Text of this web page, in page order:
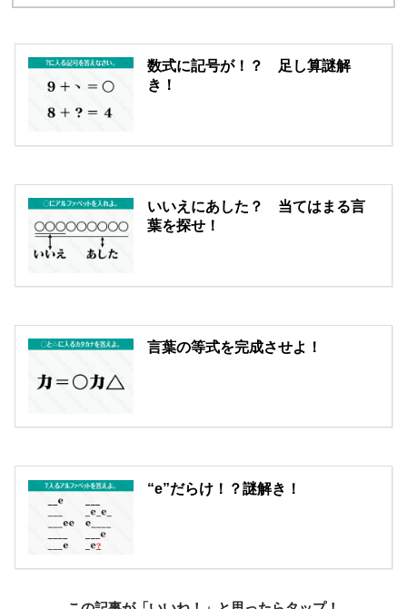
数式に記号が！？ 足し算謎解
き！
いいえにあした？ 当てはまる言
葉を探せ！
言葉の等式を完成させよ！
“e”だらけ！？謎解き！